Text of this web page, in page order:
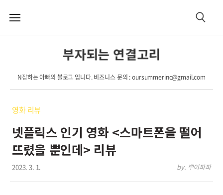
메
검
부자되는 연결고리
N잡하는 아빠의 블로그 입니다. 비즈니스 문의 : oursummerinc@gmail.com
영화 리뷰
넷플릭스 인기 영화 <스마트폰을 떨어
뜨렸을 뿐인데> 리뷰
2023. 3. 1. by. 뿌이파파